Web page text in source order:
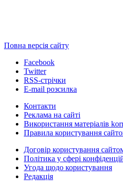
Повна версія сайту
Facebook
Twitter
RSS-стрічки
E-mail розсилка
Контакти
Реклама на сайті
Використання матеріалів
Правила користування
Договір користування
Політика у сфері
Угода щодо користування
Редакція